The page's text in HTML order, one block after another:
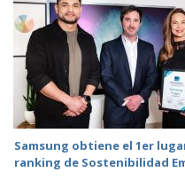
Samsung obtiene el 1er
ranking de Sostenibilidad